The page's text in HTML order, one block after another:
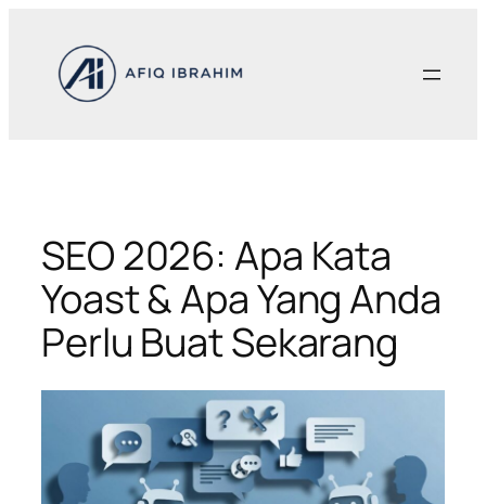
content
SEO 2026: Apa Kata
Yoast & Apa Yang Anda
Perlu Buat Sekarang